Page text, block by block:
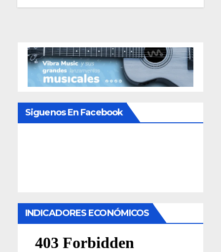
Siguenos En Facebook
INDICADORES ECONÓMICOS